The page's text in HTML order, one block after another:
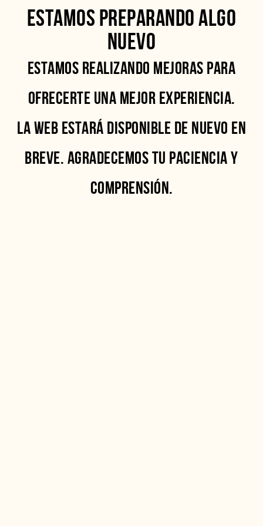
ESTAMOS PREPARANDO ALGO
NUEVO
ESTAMOS REALIZANDO MEJORAS PARA
OFRECERTE UNA MEJOR EXPERIENCIA.
LA WEB ESTARÁ DISPONIBLE DE NUEVO EN
BREVE. AGRADECEMOS TU PACIENCIA Y
COMPRENSIÓN.